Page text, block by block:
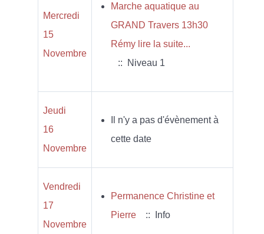
Mercredi
15
Novembre
Marche aquatique au
GRAND Travers 13h30
Rémy lire la suite...
:: Niveau 1
Jeudi
16
Novembre
Il n'y a pas d'évènement à
cette date
Vendredi
17
Novembre
Permanence Christine et
Pierre
:: Info